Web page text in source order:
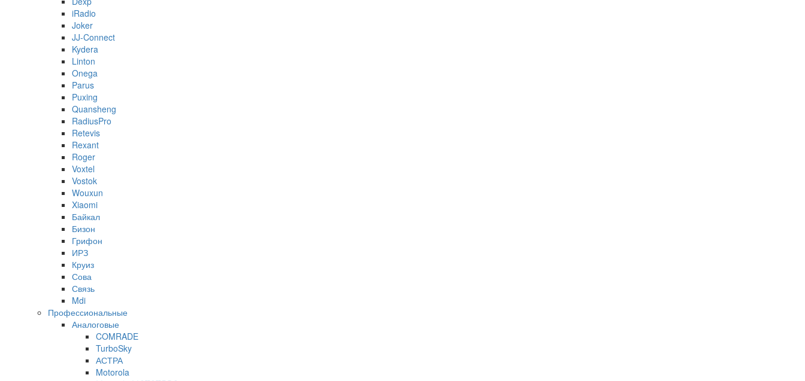
iRadio
Joker
JJ-Connect
Kydera
Linton
Onega
Parus
Puxing
Quansheng
RadiusPro
Retevis
Rexant
Roger
Voxtel
Vostok
Wouxun
Xiaomi
Байкал
Бизон
Грифон
ИРЗ
Круиз
Сова
Связь
Mdi
Профессиональные
Аналоговые
COMRADE
TurboSky
АСТРА
Motorola